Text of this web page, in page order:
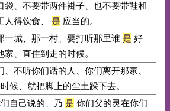
袋、不要带两件褂子、也不要带鞋和
得饮食、
是 应当的。
一城、那一村、要打听那里谁 是 好
家、直住到走的时候。
、不听你们话的人、你们离开那家、
候、就把脚上的尘土跺下去。
自己说的、乃 是 你们父的灵在你们